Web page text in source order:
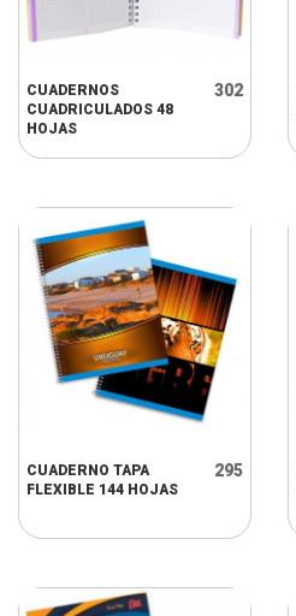
CUADERNOS
CUADRICULADOS 48
HOJAS
302
CUADERNO TAPA
FLEXIBLE 144 HOJAS
295